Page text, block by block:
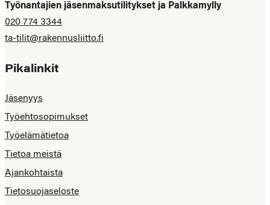
Työnantajien jäsenmaksutilitykset ja Palkkamylly
020 774 3344
ta-tilit@rakennusliitto.fi
Pikalinkit
Jäsenyys
Työehtosopimukset
Työelämätietoa
Tietoa meistä
Ajankohtaista
Tietosuojaseloste